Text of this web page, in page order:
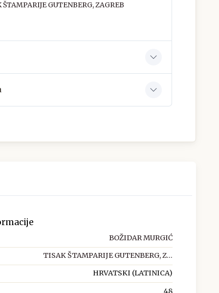
ŠTAMPARIJE GUTENBERG, ZAGREB
BOŽIDAR MURGIĆ
TISAK ŠTAMPARIJE GUTENBERG, Z...
HRVATSKI (LATINICA)
48